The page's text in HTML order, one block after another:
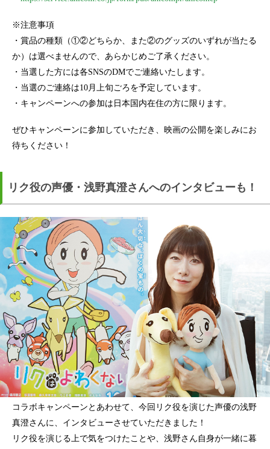
※注意事項
・賞品の種類（①②どちらか、また②のグッズのいずれが当たる
か）は選べませんので、あらかじめご了承ください。
・当選した方には各SNSのDMでご連絡いたします。
・当選のご連絡は10月上旬ごろを予定しています。
・キャンペーンへの参加は日本国内在住の方に限ります。
ぜひキャンペーンに参加していただき、映画の公開を楽しみにお
待ちください！
リク役の声優・浅野真澄さんへのインタビューも！
コラボキャンペーンとあわせて、今回リク役を演じた声優の浅野
真澄さんに、インタビューさせていただきました！
リク役を演じる上で気をつけたことや、浅野さん自身が一緒に暮